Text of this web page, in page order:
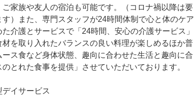
ご家族や友人の宿泊も可能です。（コロナ禍以降は要
）また、専門スタッフが24時間体制で心と体のケア
介護とサービスで「24時間、安心の介護サービス」
材を取り入れたバランスの良い料理が楽しめるほか普
ス食など身体状態、趣向に合わせた生活と趣向に合
とれた食事を提供」させていただいております。
イサービス